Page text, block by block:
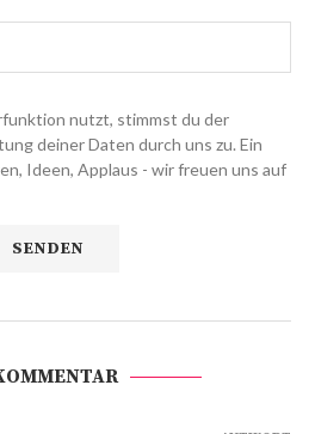
nutzt, stimmst du der
deiner Daten durch uns zu. Ein
Ideen, Applaus - wir freuen uns auf